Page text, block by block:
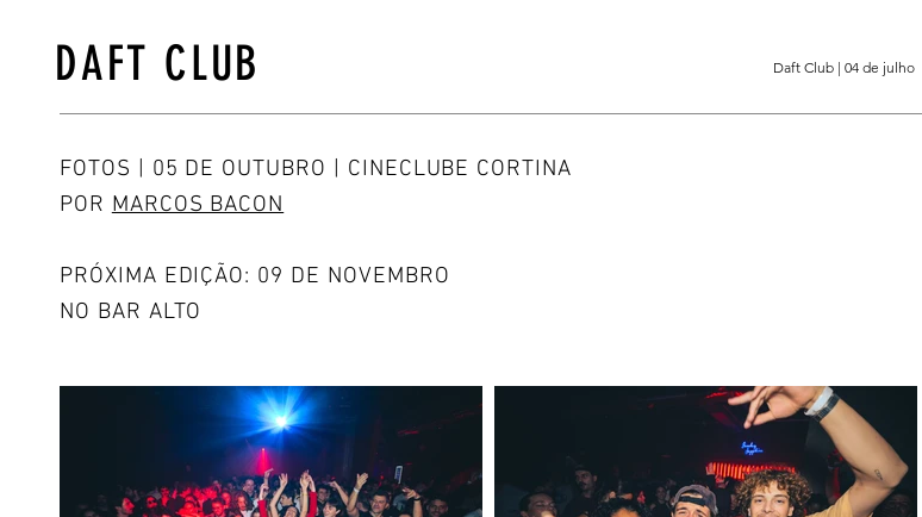
DAFT CLUB Daft Club | 04 de julho
FOTOS | 05 DE OUTUBRO | CINECLUBE CORTINA
PORMARCOS BACON
PRÓXIMA EDIÇÃO: 09 DE NOVEMBRO
NO BAR ALTO